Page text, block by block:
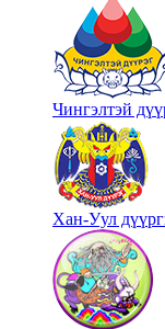
Чингэлтэй
Хан-Уул